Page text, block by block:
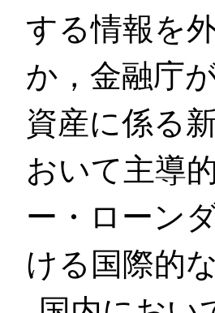
する情報を
か，金融庁
資産に係る
おいて主導
ー・ローン
ける国際的